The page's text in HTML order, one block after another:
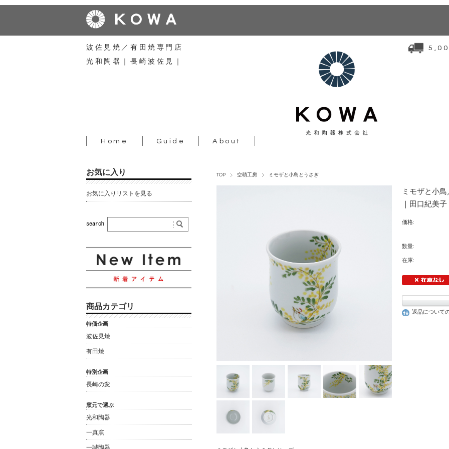
波佐見焼／有田焼専門店
光和陶器｜長崎波佐見｜
Home Guide About
TOP 空萌工房 ミモザと小鳥とうさぎ
ミモザと小
｜田口紀美子
価格:
数量:
在庫:
返品について
お気に入り
お気に入りリストを見る
商品カテゴリ
特価企画
波佐見焼
有田焼
特別企画
長崎の変
窯元で選ぶ
光和陶器
一真窯